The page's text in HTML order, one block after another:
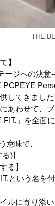
THE
】
ージへの決意
してきました
あわせて、ブ
」を全面
意味で、
)】
る】
という名を付
ルに寄り添